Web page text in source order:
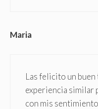
Maria
Las felicito un buen
experiencia similar
con mis